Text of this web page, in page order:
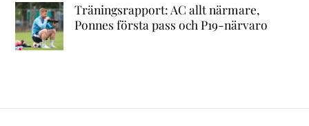
Träningsrapport: AC allt närmare,
Ponnes första pass och P19-närvaro